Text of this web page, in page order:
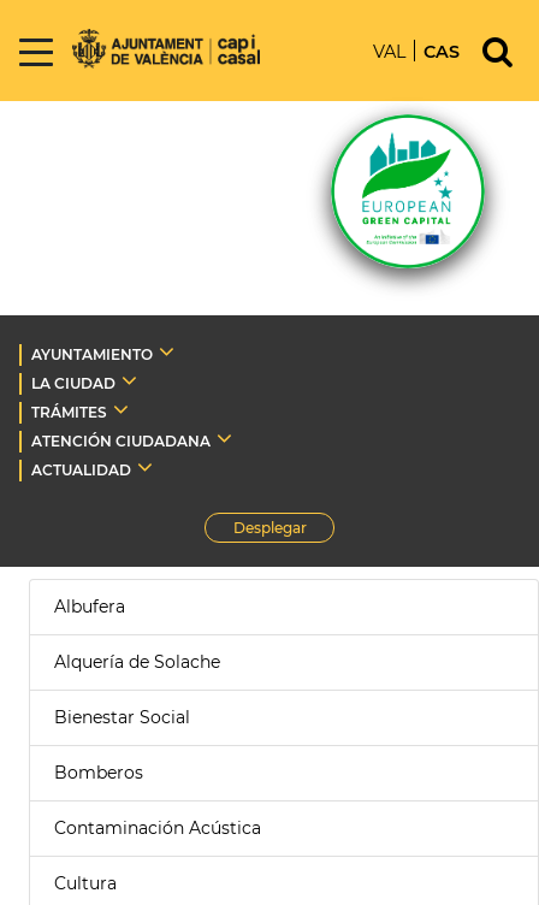
VAL CAS
AYUNTAMIENTO
LA CIUDAD
TRÁMITES
ATENCIÓN CIUDADANA
ACTUALIDAD
Desplegar
Albufera
Alquería de Solache
Bienestar Social
Bomberos
Contaminación Acústica
Cultura